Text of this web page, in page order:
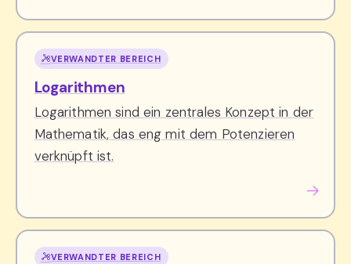
VERWANDTER BEREICH
Logarithmen
Logarithmen sind ein zentrales Konzept in der
Mathematik, das eng mit dem Potenzieren
verknüpft ist.
VERWANDTER BEREICH